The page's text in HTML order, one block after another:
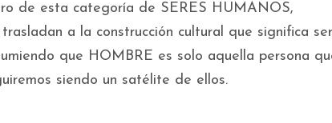
de esta categoría de SERES HUMANOS,
a la construcción cultural que significa ser
que HOMBRE es solo aquella persona
siendo un satélite de ellos.